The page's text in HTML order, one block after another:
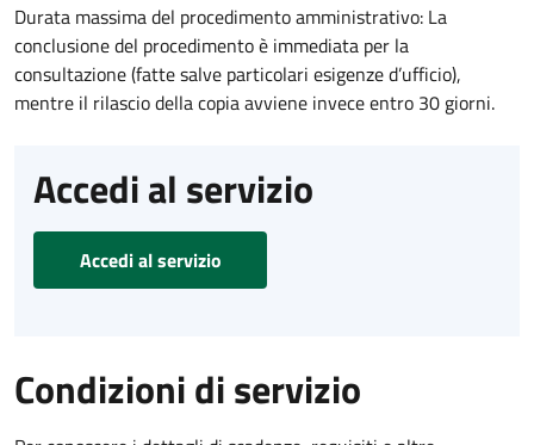
Durata massima del procedimento amministrativo: La
conclusione del procedimento è immediata per la
consultazione (fatte salve particolari esigenze d’ufficio),
mentre il rilascio della copia avviene invece entro 30 giorni.
Accedi al servizio
Accedi al servizio
Condizioni di servizio